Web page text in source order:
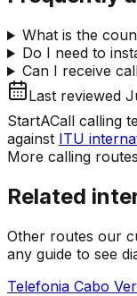
What is the
Do I need to
Can I receive
Last reviewed
StartACall calling
against ITU
More calling routes
Related
Other routes our
any guide to see
Telefonia Cabo